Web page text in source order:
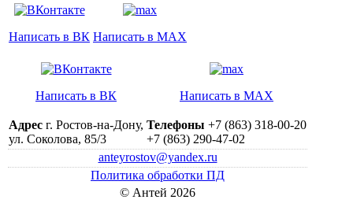
Написать в ВК Написать в MAX
Написать в ВК Написать в MAX
Адрес г. Ростов-на-Дону,
ул. Соколова, 85/3
Телефоны +7 (863) 318-00-20
+7 (863) 290-47-02
anteyrostov@yandex.ru
Политика обработки ПД
© Антей 2026